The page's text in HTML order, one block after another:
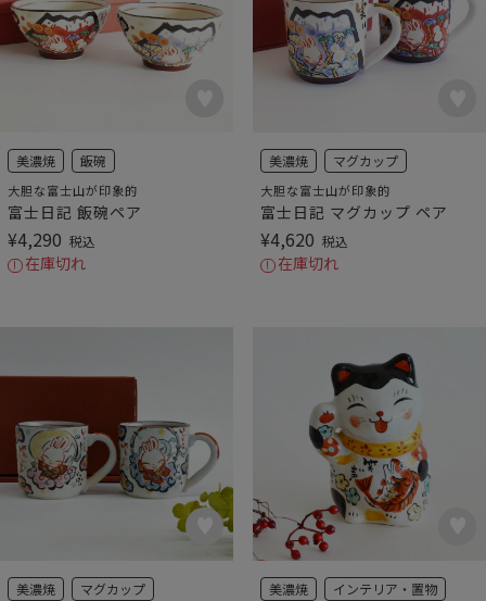
美濃焼 飯碗
大胆な富士山が印象的
富士日記 飯碗ペア
¥4,290 税込
在庫切れ
美濃焼 マグカップ
大胆な富士山が印象的
富士日記 マグカップ ペア
¥4,620 税込
在庫切れ
美濃焼 マグカップ 美濃焼 インテリア・置物